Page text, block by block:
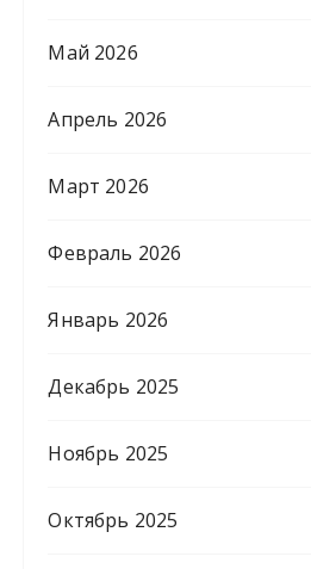
Май 2026
Апрель 2026
Март 2026
Февраль 2026
Январь 2026
Декабрь 2025
Ноябрь 2025
Октябрь 2025